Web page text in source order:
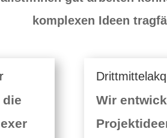
komplexen Ideen
die
Wir